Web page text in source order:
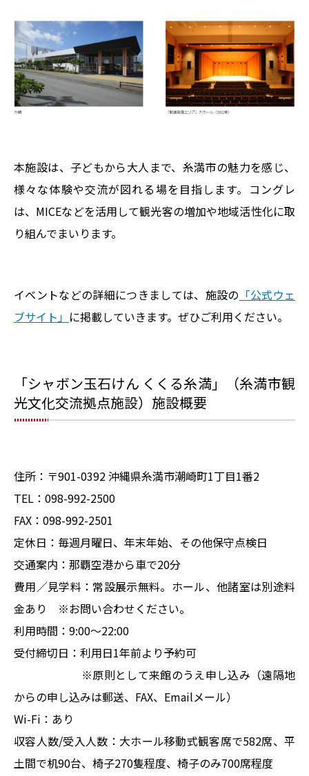
本施設は、子どもから大人まで、糸満市の魅力を感じ、
様々な体験や交流が図れる場を目指します。コングレ
は、MICEなどを活用して観光客の増加や地域活性化に取
り組んでまいります。
イベントなどの詳細につきましては、施設の 「公式ウェ
ブサイト」 に掲載していきます。ぜひご利用ください。
「シャボン玉石けん くくる糸満」（糸満市観
光文化交流拠点施設）施設概要
住所：〒901-0392 沖縄県糸満市潮崎町1丁目1番2
TEL：098-992-2500
FAX：098-992-2501
定休日：毎週月曜日、年末年始、その他保守点検日
交通案内：那覇空港から車で20分
費用／見学料：常設展示無料。ホール、他諸室は別途料
金あり ※お問い合わせください。
利用時間：9:00～22:00
受付締切日：利用日1年前より予約可
※原則として来館のうえ申し込み（遠隔地
からの申し込みは郵送、FAX、Emailメール）
Wi-Fi：あり
収容人数/受入人数：大ホール移動式観客席で582席、平
土間で机90台、椅子270隻程度、椅子のみ700席程度